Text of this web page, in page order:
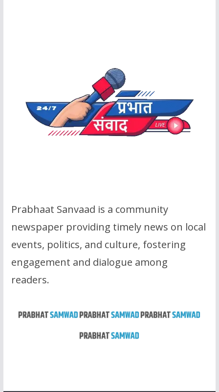
Prabhaat Sanvaad is a community
newspaper providing timely news on local
events, politics, and culture, fostering
engagement and dialogue among
readers.